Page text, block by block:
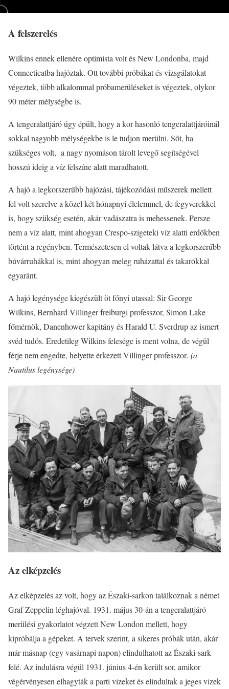
A felszerelés
Wilkins ennek ellenére optimista volt és New Londonba, majd
Connecticatba hajóztak. Ott további próbákat és vizsgálatokat
végeztek, több alkalommal próbamerüléseket is végeztek, olykor
90 méter mélységbe is.
A tengeralattjáró úgy épült, hogy a kor hasonló tengeralattjáróinál
sokkal nagyobb mélységekbe is le tudjon merülni. Sőt, ha
szükséges volt, a nagy nyomáson tárolt levegő segítségével
hosszú ideig a víz felszíne alatt maradhatott.
A hajó a legkorszerűbb hajózási, tájékozódási műszerek mellett
fel volt szerelve a közel két hónapnyi élelemmel, de fegyverekkel
is, hogy szükség esetén, akár vadászatra is mehessenek. Persze
nem a víz alatt, mint ahogyan Crespo-szigeteki víz alatti erdőkben
történt a regényben. Természetesen el voltak látva a legkorszerűbb
búvárruhákkal is, mint ahogyan meleg ruházattal és takarókkal
egyaránt.
A hajó legénysége kiegészült öt főnyi utassal: Sir George
Wilkins, Bernhard Villinger freiburgi professzor, Simon Lake
főmérnök, Danenhower kapitány és Harald U. Sverdrup az ismert
svéd tudós. Eredetileg Wilkins felesége is ment volna, de végül
férje nem engedte, helyette érkezett Villinger professzor. (a
Nautilus legénysége)
Az elképzelés
Az elképzelés az volt, hogy az Északi-sarkon találkoznak a német
Graf Zeppelin léghajóval. 1931. május 30-án a tengeralattjáró
merülési gyakorlatot végzett New London mellett, hogy
kipróbálja a gépeket. A tervek szerint, a sikeres próbák után, akár
már másnap (egy vasárnapi napon) elindulhatott az Északi-sark
felé. Az indulásra végül 1931. június 4-én került sor, amikor
végérvényesen elhagyták a parti vizeket és elindultak a jeges vizek